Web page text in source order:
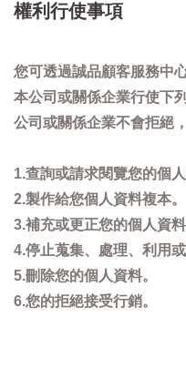
權利行使事項
您可透過誠品顧客服務中
本公司或關係企業行使下
公司或關係企業不會拒絕
1.查詢或請求閱覽您的個人
2.製作給您個人資料複本。
3.補充或更正您的個人資料
4.停止蒐集、處理、利用
5.刪除您的個人資料。
6.您的拒絕接受行銷。